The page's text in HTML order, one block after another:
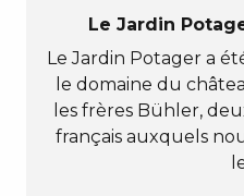
Le Jardin
Le Jardin Potager a
le domaine du
les frères Bühler,
français auxquels